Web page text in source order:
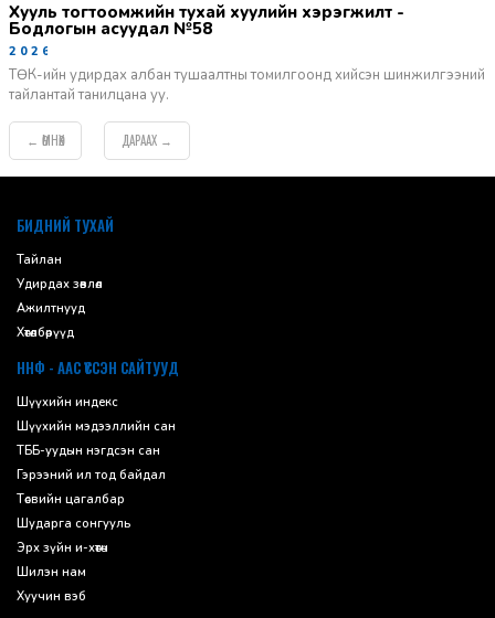
Хууль тогтоомжийн тухай хуулийн хэрэгжилт -
Бодлогын асуудал №58
2026-06-02
ТӨК-ийн удирдах албан тушаалтны томилгоонд хийсэн шинжилгээний
тайлантай танилцана уу.
← ӨМНӨХ ДАРААХ →
БИДНИЙ ТУХАЙ
Тайлан
Удирдах зөвлөл
Ажилтнууд
Хөтөлбөрүүд
ННФ - ААС ҮҮССЭН САЙТУУД
Шүүхийн индекс
Шүүхийн мэдээллийн сан
ТББ-уудын нэгдсэн сан
Гэрээний ил тод байдал
Төсвийн цагалбар
Шударга сонгууль
Эрх зүйн и-хөтөч
Шилэн нам
Хуучин вэб